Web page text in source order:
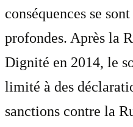
conséquences se
profondes. Après la
Dignité en 2014, le
limité à des
sanctions contre la